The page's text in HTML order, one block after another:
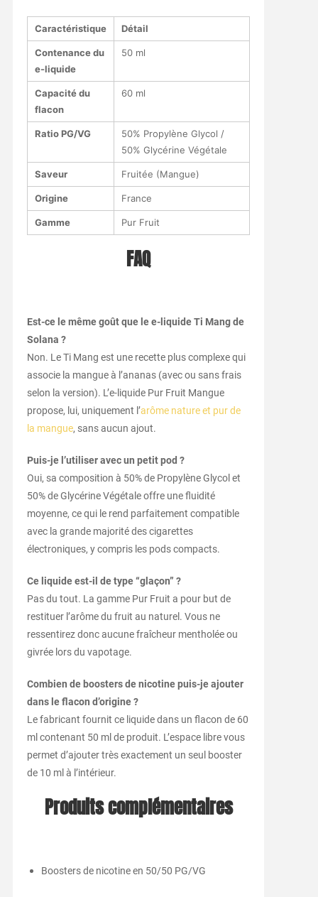
Caractéristique Détail
Contenance du
e-liquide
50 ml
Capacité du
flacon
60 ml
Ratio PG/VG
50% Propylène Glycol /
50% Glycérine Végétale
Saveur Fruitée (Mangue)
Origine France
Gamme Pur Fruit
FAQ
Est-ce le même goût que le e-liquide Ti Mang de
Solana ?
Non. Le Ti Mang est une recette plus complexe qui
associe la mangue à l’ananas (avec ou sans frais
selon la version). L’e-liquide Pur Fruit Mangue
propose, lui, uniquement l’arôme nature et pur de
la mangue, sans aucun ajout.
Puis-je l’utiliser avec un petit pod ?
Oui, sa composition à 50% de Propylène Glycol et
50% de Glycérine Végétale offre une fluidité
moyenne, ce qui le rend parfaitement compatible
avec la grande majorité des cigarettes
électroniques, y compris les pods compacts.
Ce liquide est-il de type “glaçon” ?
Pas du tout. La gamme Pur Fruit a pour but de
restituer l’arôme du fruit au naturel. Vous ne
ressentirez donc aucune fraîcheur mentholée ou
givrée lors du vapotage.
Combien de boosters de nicotine puis-je ajouter
dans le flacon d’origine ?
Le fabricant fournit ce liquide dans un flacon de 60
ml contenant 50 ml de produit. L’espace libre vous
permet d’ajouter très exactement un seul booster
de 10 ml à l’intérieur.
Produits complémentaires
Boosters de nicotine en 50/50 PG/VG